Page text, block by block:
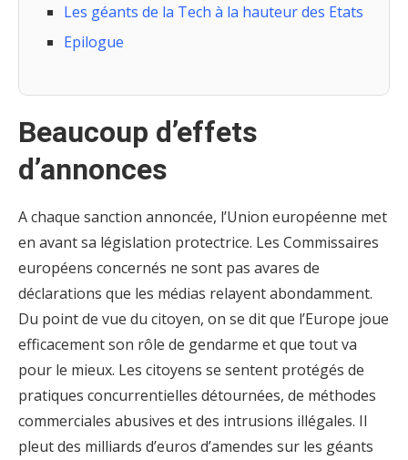
Les géants de la Tech à la hauteur des Etats
Epilogue
Beaucoup d’effets
d’annonces
A chaque sanction annoncée, l’Union européenne met
en avant sa législation protectrice. Les Commissaires
européens concernés ne sont pas avares de
déclarations que les médias relayent abondamment.
Du point de vue du citoyen, on se dit que l’Europe joue
efficacement son rôle de gendarme et que tout va
pour le mieux. Les citoyens se sentent protégés de
pratiques concurrentielles détournées, de méthodes
commerciales abusives et des intrusions illégales. Il
pleut des milliards d’euros d’amendes sur les géants